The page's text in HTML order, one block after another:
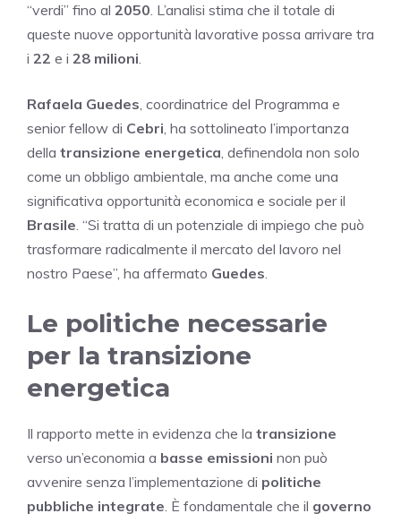
“verdi” fino al 2050. L’analisi stima che il totale di
queste nuove opportunità lavorative possa arrivare tra
i 22 e i 28 milioni.
Rafaela Guedes, coordinatrice del Programma e
senior fellow di Cebri, ha sottolineato l’importanza
della transizione energetica, definendola non solo
come un obbligo ambientale, ma anche come una
significativa opportunità economica e sociale per il
Brasile. “Si tratta di un potenziale di impiego che può
trasformare radicalmente il mercato del lavoro nel
nostro Paese”, ha affermato Guedes.
Le politiche necessarie
per la transizione
energetica
Il rapporto mette in evidenza che la transizione
verso un’economia a basse emissioni non può
avvenire senza l’implementazione di politiche
pubbliche integrate. È fondamentale che il governo